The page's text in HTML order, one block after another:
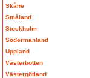
Skåne
Småland
Stockholm
Södermanland
Uppland
Västerbotten
Västergötland